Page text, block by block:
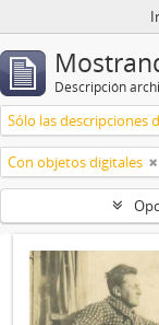
Descripción
Sólo las descripciones
Con objetos digitales